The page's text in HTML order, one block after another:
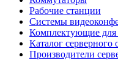
Рабочие станции
Системы
Комплектующие для
Каталог серверного
Производители